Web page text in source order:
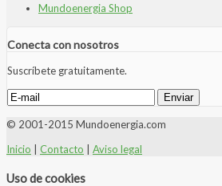
Mundoenergia Shop
Conecta con nosotros
Suscríbete gratuitamente.
© 2001-2015 Mundoenergia.com
Inicio
Contacto Aviso legal
Uso de cookies